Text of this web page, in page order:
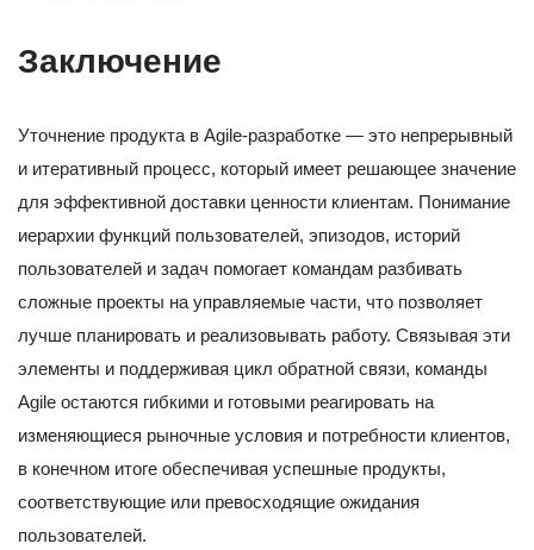
Заключение
Уточнение продукта в Agile-разработке — это непрерывный
и итеративный процесс, который имеет решающее значение
для эффективной доставки ценности клиентам. Понимание
иерархии функций пользователей, эпизодов, историй
пользователей и задач помогает командам разбивать
сложные проекты на управляемые части, что позволяет
лучше планировать и реализовывать работу. Связывая эти
элементы и поддерживая цикл обратной связи, команды
Agile остаются гибкими и готовыми реагировать на
изменяющиеся рыночные условия и потребности клиентов,
в конечном итоге обеспечивая успешные продукты,
соответствующие или превосходящие ожидания
пользователей.